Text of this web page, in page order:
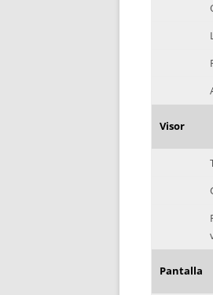
Visor
Pantalla